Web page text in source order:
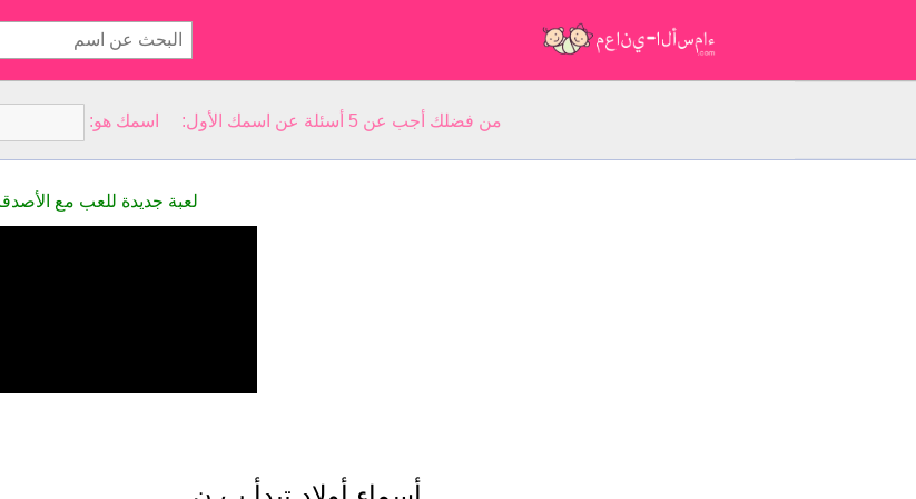
من فضلك أجب عن 5 أسئلة عن اسمك الأول: اسمك هو:
لعبة جديدة للعب مع